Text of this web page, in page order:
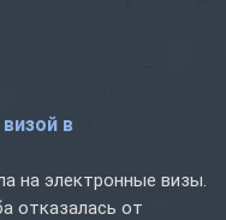
в
на электронные визы.
отказалась от